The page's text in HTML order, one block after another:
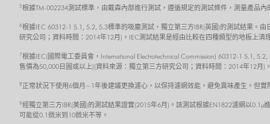
5根據TM-002234測試標準，由戴森內部進行測試，遵循規定的測試條件，測量產品
6根據IEC 60312-1 5.1, 5.2, 5.3標準的吸塵測試，獨立第三方IBR(英國)的測試結果。
研究公司；資料時間：2014年12月)。IEC測試結果是經由比較在四種類型的地板上
7根據IEC(國際電工委員會，International Electrotechnical Commission) 60312-1 5.1,
售價為50,000日圓或以上)(資料來源：獨立第三方研究公司；資料時間：2014年12
8 正常狀況下使用6個月~1年後建議更換濾心，以保持濾網效能，避免異味產生。但
9經獨立第三方IBR(美國)的測試結果證實(2015年6月)。該測試根據EN1822濾網以
可能從0.1微米到10微米不等。